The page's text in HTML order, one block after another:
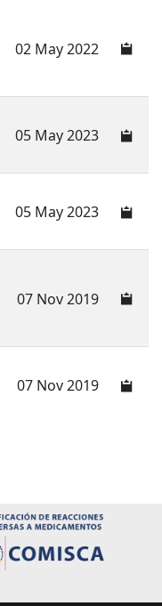
02 May 2022
05 May 2023
05 May 2023
07 Nov 2019
07 Nov 2019